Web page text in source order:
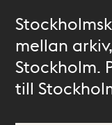
mellan
Stockholm.
till